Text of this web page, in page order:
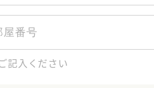
記入ください